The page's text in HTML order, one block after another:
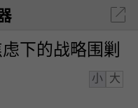
下的战略围剿
小 大